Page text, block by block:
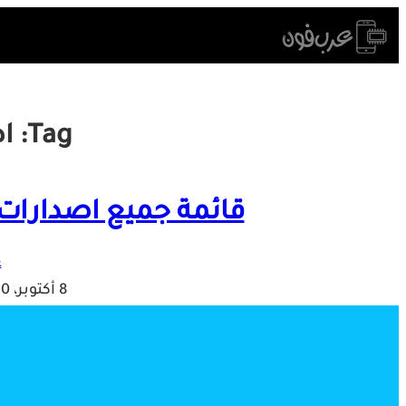
Skip
to
Tag:
قائمة جميع اصدارات
8 أكتوبر، 2020